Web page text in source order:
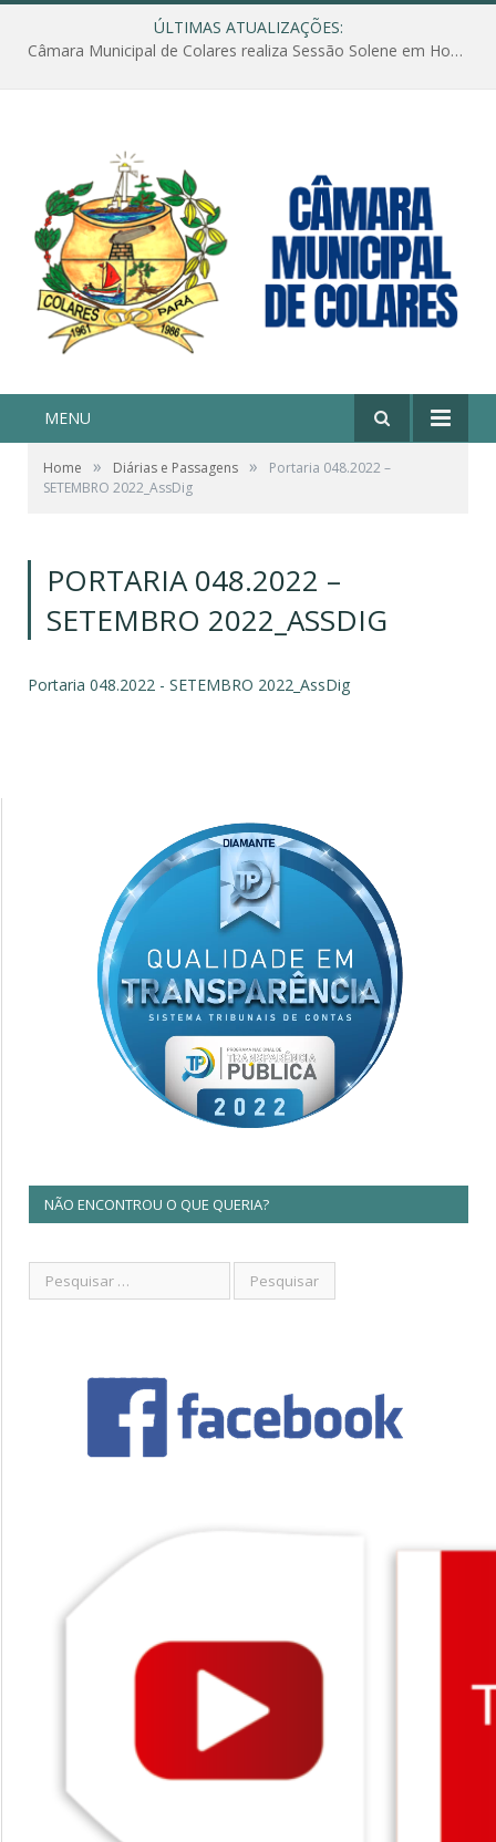
ÚLTIMAS ATUALIZAÇÕES:
Câmara Municipal de Colares realiza Sessão Solene em Homenagem ao Dia das Mães
MENU
Home » Diárias e Passagens »
Portaria 048.2022 –
SETEMBRO 2022_AssDig
PORTARIA 048.2022 –
SETEMBRO 2022_ASSDIG
Portaria 048.2022 - SETEMBRO 2022_AssDig
NÃO ENCONTROU O QUE QUERIA?